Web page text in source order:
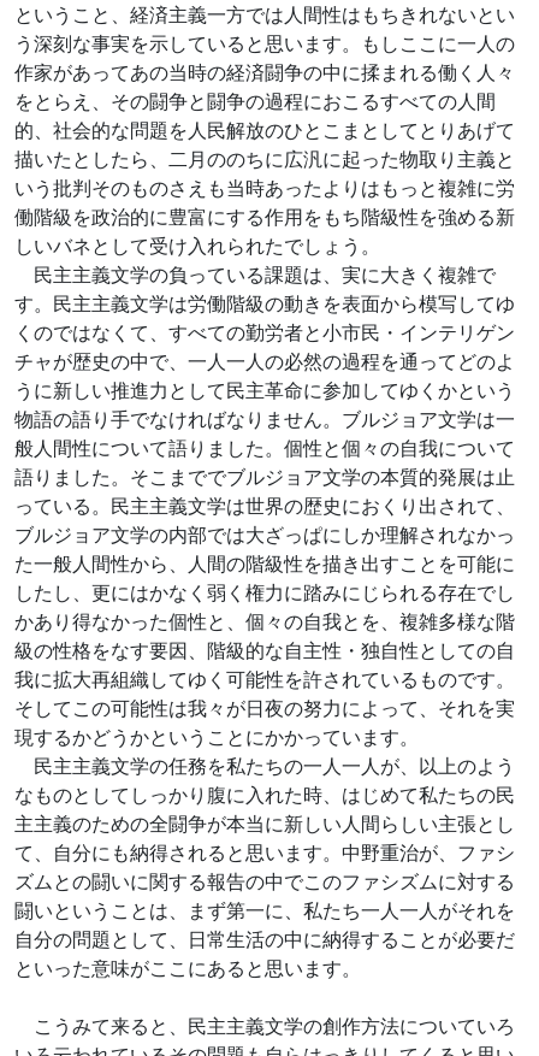
ということ、経済主義一方では人間性はもちきれないとい
う深刻な事実を示していると思います。もしここに一人の
作家があってあの当時の経済闘争の中に揉まれる働く人々
をとらえ、その闘争と闘争の過程におこるすべての人間
的、社会的な問題を人民解放のひとこまとしてとりあげて
描いたとしたら、二月ののちに広汎に起った物取り主義と
いう批判そのものさえも当時あったよりはもっと複雑に労
働階級を政治的に豊富にする作用をもち階級性を強める新
しいバネとして受け入れられたでしょう。
民主主義文学の負っている課題は、実に大きく複雑で
す。民主主義文学は労働階級の動きを表面から模写してゆ
くのではなくて、すべての勤労者と小市民・インテリゲン
チャが歴史の中で、一人一人の必然の過程を通ってどのよ
うに新しい推進力として民主革命に参加してゆくかという
物語の語り手でなければなりません。ブルジョア文学は一
般人間性について語りました。個性と個々の自我について
語りました。そこまででブルジョア文学の本質的発展は止
っている。民主主義文学は世界の歴史におくり出されて、
ブルジョア文学の内部では大ざっぱにしか理解されなかっ
た一般人間性から、人間の階級性を描き出すことを可能に
したし、更にはかなく弱く権力に踏みにじられる存在でし
かあり得なかった個性と、個々の自我とを、複雑多様な階
級の性格をなす要因、階級的な自主性・独自性としての自
我に拡大再組織してゆく可能性を許されているものです。
そしてこの可能性は我々が日夜の努力によって、それを実
現するかどうかということにかかっています。
民主主義文学の任務を私たちの一人一人が、以上のよう
なものとしてしっかり腹に入れた時、はじめて私たちの民
主主義のための全闘争が本当に新しい人間らしい主張とし
て、自分にも納得されると思います。中野重治が、ファシ
ズムとの闘いに関する報告の中でこのファシズムに対する
闘いということは、まず第一に、私たち一人一人がそれを
自分の問題として、日常生活の中に納得することが必要だ
といった意味がここにあると思います。
こうみて来ると、民主主義文学の創作方法についていろ